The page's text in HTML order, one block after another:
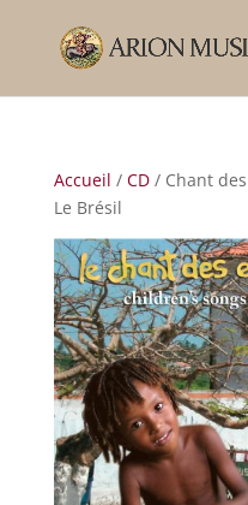
Accueil / CD/ Chant des
Le Brésil